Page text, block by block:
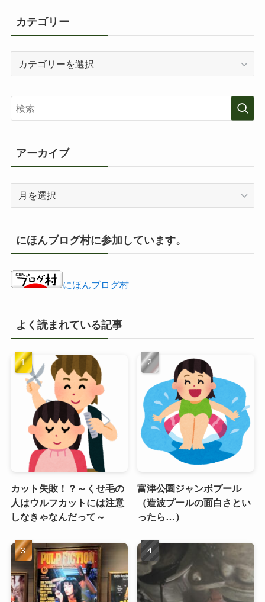
カテゴリー
リ
ー
アーカイブ
ブ
にほんブログ村に参加しています。
にほんブログ村
よく読まれている記事
カット失敗！？～くせ毛の
人はウルフカットには注意
しなきゃなんだって～
富津公園ジャンボプール
（造波プールの面白さとい
ったら…）